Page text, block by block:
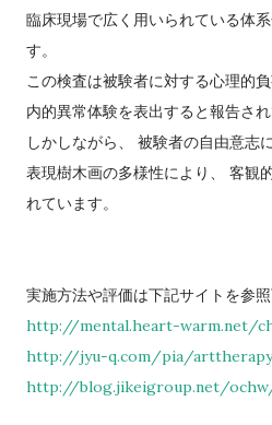
臨床現場で広く用いられている体
す。
この検査は被験者に対する心理的
内的異常体験を表出すると報告され
しかしながら、 被験者の自由意志
表現樹木画の多様性により、 客観
れています。
実施方法や評価は下記サイトを参
http://mental.heart-warm.net/
http://jyu-q.com/pia/
http://blog.jikeigroup.net/